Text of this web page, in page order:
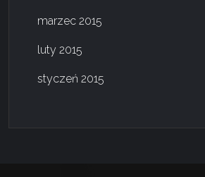
marzec 2015
luty 2015
styczeń 2015